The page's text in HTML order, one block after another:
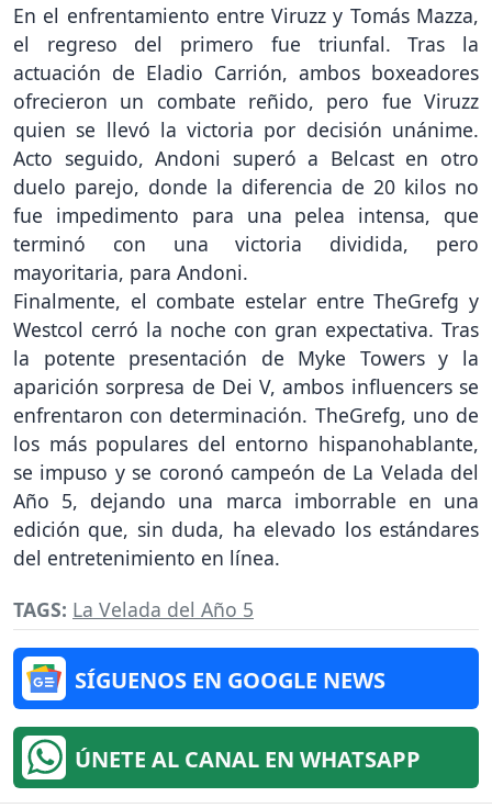
En el enfrentamiento entre Viruzz y Tomás Mazza,
el regreso del primero fue triunfal. Tras la
actuación de Eladio Carrión, ambos boxeadores
ofrecieron un combate reñido, pero fue Viruzz
quien se llevó la victoria por decisión unánime.
Acto seguido, Andoni superó a Belcast en otro
duelo parejo, donde la diferencia de 20 kilos no
fue impedimento para una pelea intensa, que
terminó con una victoria dividida, pero
mayoritaria, para Andoni.
Finalmente, el combate estelar entre TheGrefg y
Westcol cerró la noche con gran expectativa. Tras
la potente presentación de Myke Towers y la
aparición sorpresa de Dei V, ambos influencers se
enfrentaron con determinación. TheGrefg, uno de
los más populares del entorno hispanohablante,
se impuso y se coronó campeón de La Velada del
Año 5, dejando una marca imborrable en una
edición que, sin duda, ha elevado los estándares
del entretenimiento en línea.
TAGS: La Velada del Año 5
SÍGUENOS EN GOOGLE NEWS
ÚNETE AL CANAL EN WHATSAPP